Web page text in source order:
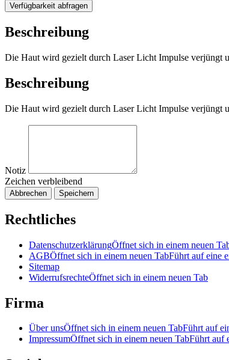
Verfügbarkeit abfragen
Beschreibung
Die Haut wird gezielt durch Laser Licht Impulse verjüngt
Beschreibung
Die Haut wird gezielt durch Laser Licht Impulse verjüngt
Notiz
Zeichen verbleibend
Abbrechen Speichern
Rechtliches
DatenschutzerklärungÖffnet sich in einem neuen
AGBÖffnet sich in einem neuen TabFührt auf eine
Sitemap
WiderrufsrechteÖffnet sich in einem neuen Tab
Firma
Über unsÖffnet sich in einem neuen TabFührt auf
ImpressumÖffnet sich in einem neuen TabFührt auf